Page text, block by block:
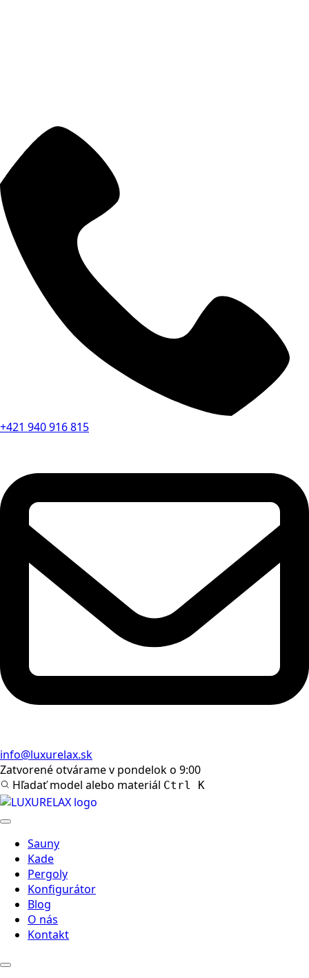
+421 940 916 815
info@luxurelax.sk
Zatvorenéotvárame v pondelok o 9:00
Hľadať model alebo materiál Ctrl K
Sauny
Kade
Pergoly
Konfigurátor
Blog
O nás
Kontakt